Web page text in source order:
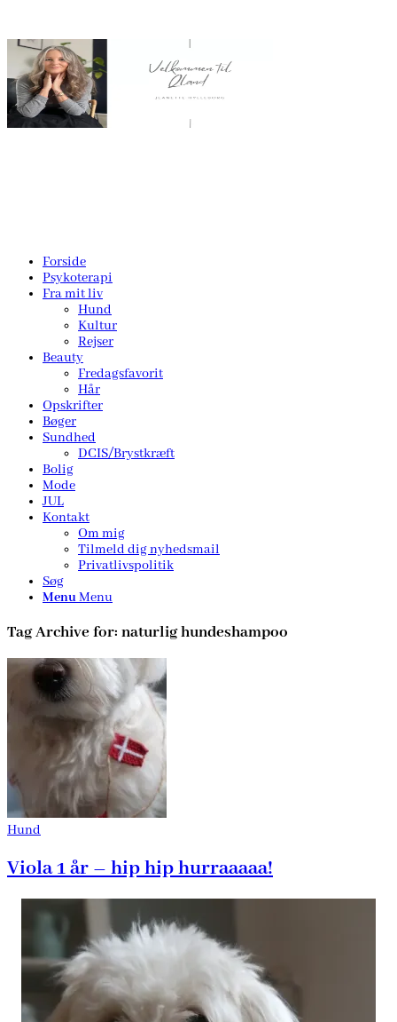
Forside
Psykoterapi
Fra mit liv
Hund
Kultur
Rejser
Beauty
Fredagsfavorit
Hår
Opskrifter
Bøger
Sundhed
DCIS/Brystkræft
Bolig
Mode
JUL
Kontakt
Om mig
Tilmeld dig nyhedsmail
Privatlivspolitik
Søg
MenuMenu
Tag Archive for: naturlig hundeshampoo
Hund
Viola 1 år – hip hip hurraaaaa!